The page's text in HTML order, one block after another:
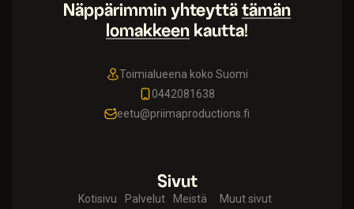
Näppärimmin yhteyttä tämän
lomakkeen kautta!
Toimialueena koko Suomi
0442081638
eetu@priimaproductions.fi
Sivut
Kotisivu Palvelut Meistä Muut sivut